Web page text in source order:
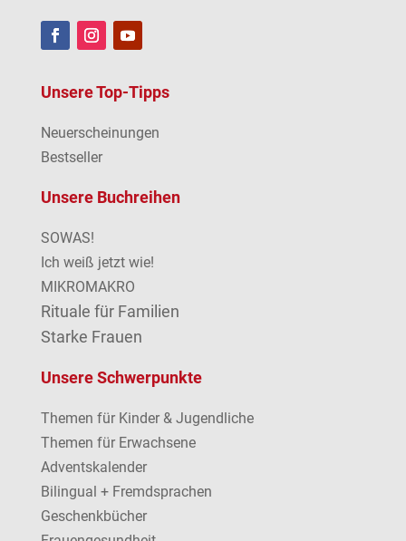
Unsere Top-Tipps
Neuerscheinungen
Bestseller
Unsere Buchreihen
SOWAS!
Ich weiß jetzt wie!
MIKROMAKRO
Rituale für Familien
Starke Frauen
Unsere Schwerpunkte
Themen für Kinder & Jugendliche
Themen für Erwachsene
Adventskalender
Bilingual + Fremdsprachen
Geschenkbücher